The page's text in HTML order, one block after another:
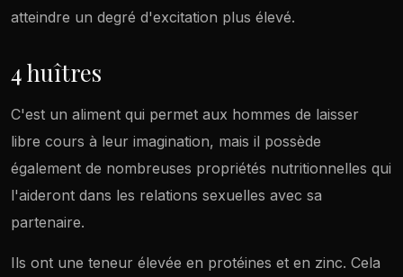
atteindre un degré d'excitation plus élevé.
4 huîtres
C'est un aliment qui permet aux hommes de laisser
libre cours à leur imagination, mais il possède
également de nombreuses propriétés nutritionnelles qui
l'aideront dans les relations sexuelles avec sa
partenaire.
Ils ont une teneur élevée en protéines et en zinc. Cela